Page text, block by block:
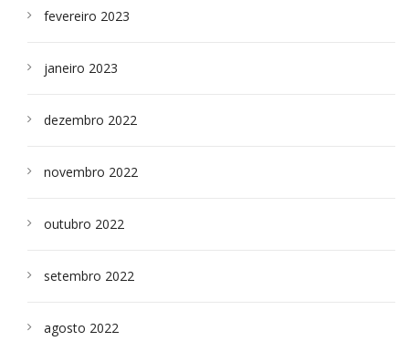
fevereiro 2023
janeiro 2023
dezembro 2022
novembro 2022
outubro 2022
setembro 2022
agosto 2022